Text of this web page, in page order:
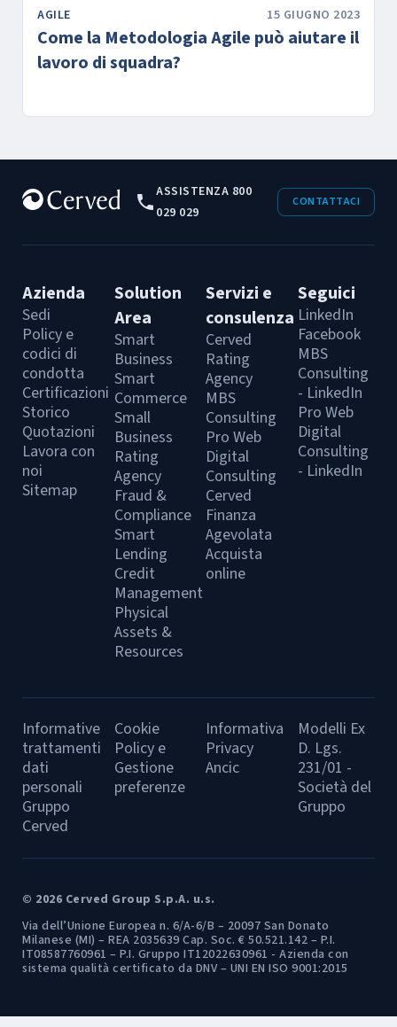
AGILE 15 GIUGNO 2023
Come la Metodologia Agile può aiutare il
lavoro di squadra?
ASSISTENZA 800
029 029
CONTATTACI
Azienda
Sedi
Policy e
codici di
condotta
Certificazioni
Storico
Quotazioni
Lavora con
noi
Sitemap
Solution
Area
Smart
Business
Smart
Commerce
Small
Business
Rating
Agency
Fraud &
Compliance
Smart
Lending
Credit
Management
Physical
Assets &
Resources
Servizi e
consulenza
Cerved
Rating
Agency
MBS
Consulting
Pro Web
Digital
Consulting
Cerved
Finanza
Agevolata
Acquista
online
Seguici
LinkedIn
Facebook
MBS
Consulting
- LinkedIn
Pro Web
Digital
Consulting
- LinkedIn
Informative
trattamenti
dati
personali
Gruppo
Cerved
Cookie
Policy e
Gestione
preferenze
Informativa
Privacy
Ancic
Modelli Ex
D. Lgs.
231/01 -
Società del
Gruppo
© 2026 Cerved Group S.p.A. u.s.
Via dell’Unione Europea n. 6/A-6/B – 20097 San Donato
Milanese (MI) – REA 2035639 Cap. Soc. € 50.521.142 – P.I.
IT08587760961 – P.I. Gruppo IT12022630961 - Azienda con
sistema qualità certificato da DNV – UNI EN ISO 9001:2015